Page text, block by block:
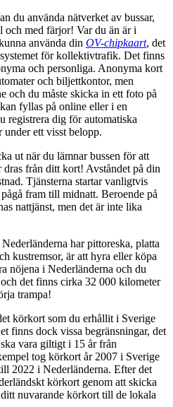
du använda nätverket av bussar,
och med färjor! Var du än är i
använda din OV-chipkaart, det
för kollektivtrafik. Det finns
och personliga. Anonyma kort
och biljettkontor, men
och du måste skicka in ett foto på
fyllas på online eller i en
registrera dig för automatiska
ett visst belopp.
ut när du lämnar bussen för att
från ditt kort! Avståndet på din
Tjänsterna startar vanligtvis
fram till midnatt. Beroende på
nattjänst, men det är inte lika
har pittoreska, platta
kustremsor, är att hyra eller köpa
nöjena i Nederländerna och du
det finns cirka 32 000 kilometer
trampa!
körkort som du erhållit i Sverige
finns dock vissa begränsningar, det
vara giltigt i 15 år från
tog körkort år 2007 i Sverige
2022 i Nederländerna. Efter det
körkort genom att skicka
nuvarande körkort till de lokala